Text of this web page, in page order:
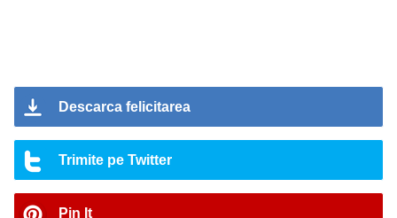
Descarca felicitarea
Trimite pe Twitter
Pin It